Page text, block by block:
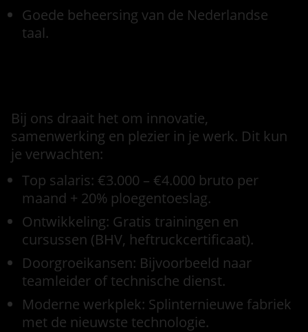
Goede beheersing van de Nederlandse
taal.
Bij ons draait het om innovatie,
samenwerking en plezier in je werk. Dit kun
je verwachten:
Top salaris: €3.000 – €4.000 bruto per
maand + 20% ploegentoeslag.
Ontwikkeling: Gratis trainingen en
cursussen (BHV, heftruckcertificaat).
Doorgroeikansen: Bijvoorbeeld naar
teamleider of technische dienst.
Moderne werkplek: Splinternieuwe fabriek
met de nieuwste technologie.